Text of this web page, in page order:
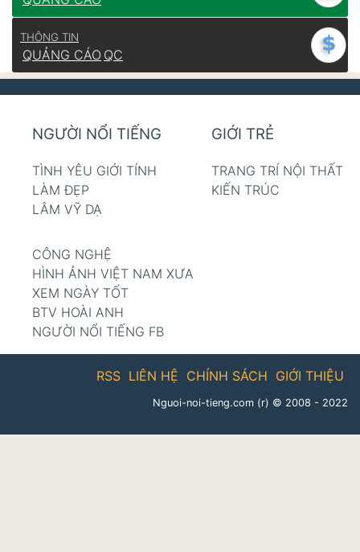
THÔNG TIN
QUẢNG CÁO QC
NGƯỜI NỔI TIẾNG
TÌNH YÊU GIỚI TÍNH
LÀM ĐẸP
LÂM VỸ DẠ
GIỚI TRẺ
TRANG TRÍ NỘI THẤT
KIẾN TRÚC
CÔNG NGHỆ
HÌNH ẢNH VIỆT NAM XƯA
XEM NGÀY TỐT
BTV HOÀI ANH
NGƯỜI NỔI TIẾNG FB
GIỚI THIỆU
CHÍNH SÁCH
LIÊN HỆ
RSS
Nguoi-noi-tieng.com (r) © 2008 - 2022